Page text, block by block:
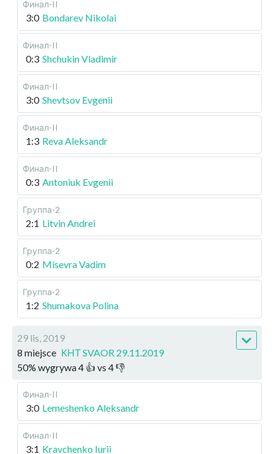
Финал-II
3:0 Bondarev Nikolai
Финал-II
0:3 Shchukin Vladimir
Финал-II
3:0 Shevtsov Evgenii
Финал-II
1:3 Reva Aleksandr
Финал-II
0:3 Antoniuk Evgenii
Группа-2
2:1 Litvin Andrei
Группа-2
0:2 Misevra Vadim
Группа-2
1:2 Shumakova Polina
29 lis, 2019
8 miejsce КНТ SVAOR 29.11.2019
50% wygrywa4 👍 vs 4👎
Финал-II
3:0 Lemeshenko Aleksandr
Финал-II
3:1 Kravchenko Iurii